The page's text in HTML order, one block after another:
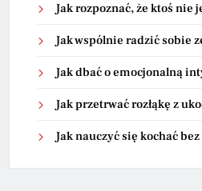
Jak rozpoznać, że ktoś nie
Jak wspólnie radzić sobie
Jak dbać o emocjonalną
Jak przetrwać rozłąkę z
Jak nauczyć się kochać